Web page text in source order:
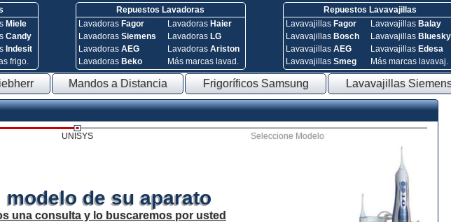
Miele
Candy
Indesit
frigo.
Repuestos Lavadoras
Lavadoras Fagor
Lavadoras Siemens
Lavadoras AEG
Lavadoras Beko
Lavadoras Haier
Lavadoras LG
Lavadoras Ariston
Más marcas lavad.
Repuestos Lavavajillas
Lavavajillas Fagor
Lavavajillas Bosch
Lavavajillas AEG
Lavavajillas Smeg
Lavavajillas Balay
Lavavajillas Bluesky
Lavavajillas Edesa
Más marcas lavavaj.
Mandos a Distancia Frigoríficos Samsung Lavavajillas
UNISYS Seleccione Modelo
de su aparato
una consulta y lo buscaremos por usted